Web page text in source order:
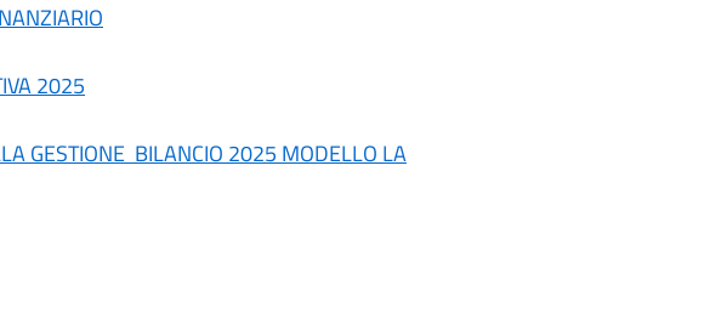
2025
GESTIONE BILANCIO 2025 MODELLO LA